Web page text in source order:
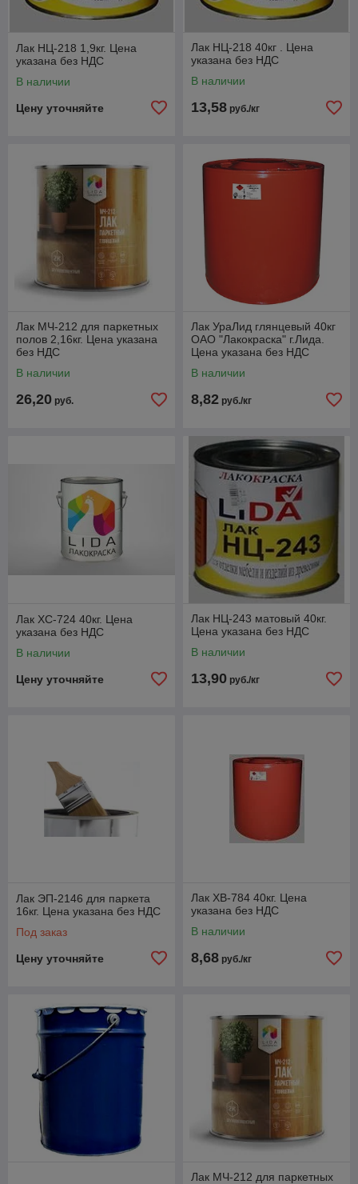
Лак НЦ-218 1,9кг. Цена
указана без НДС
В наличии
Цену уточняйте
Лак НЦ-218 40кг . Цена
указана без НДС
В наличии
13,58 руб./кг
Лак МЧ-212 для паркетных
полов 2,16кг. Цена указана
без НДС
В наличии
26,20 руб.
Лак УраЛид глянцевый 40кг
ОАО "Лакокраска" г.Лида.
Цена указана без НДС
В наличии
8,82 руб./кг
Лак ХС-724 40кг. Цена
указана без НДС
В наличии
Цену уточняйте
Лак НЦ-243 матовый 40кг.
Цена указана без НДС
В наличии
13,90 руб./кг
Лак ЭП-2146 для паркета
16кг. Цена указана без НДС
Под заказ
Цену уточняйте
Лак ХВ-784 40кг. Цена
указана без НДС
В наличии
8,68 руб./кг
Лак МЧ-212 для паркетных